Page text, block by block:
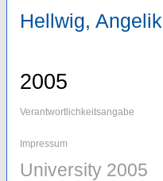
Hellwig,
2005
Verantwortlichkeitsangabe
Impressum
University 2005